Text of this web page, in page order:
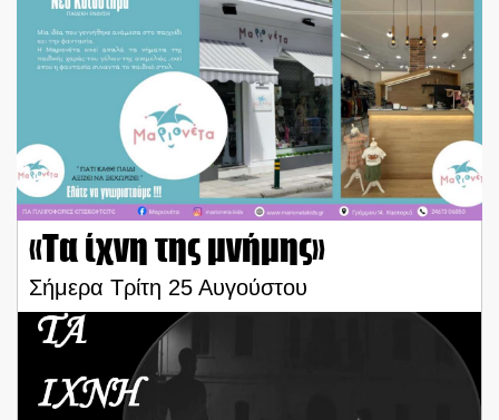
«Τα ίχνη της μνήμης»
Σήμερα Τρίτη 25 Αυγούστου